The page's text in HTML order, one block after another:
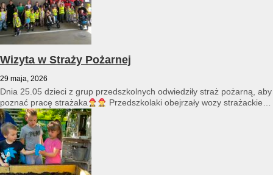
Wizyta w Straży Pożarnej
29 maja, 2026
Dnia 25.05 dzieci z grup przedszkolnych odwiedziły straż pożarną, aby
poznać pracę strażaka
Przedszkolaki obejrzały wozy strażackie
i...